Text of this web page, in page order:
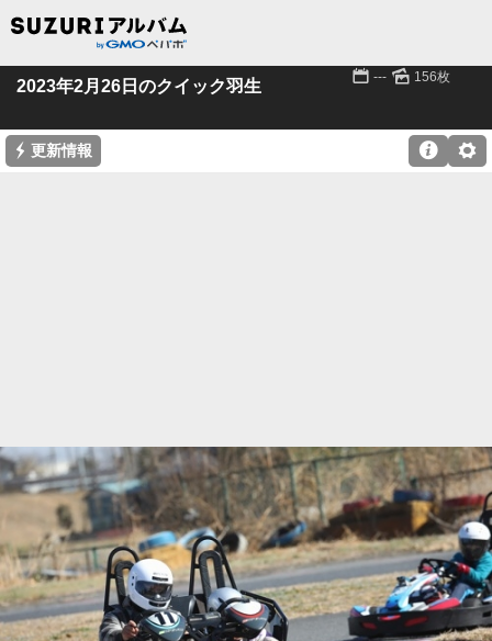
2023年2月26日のクイック羽生 📅 --- 🌄 156枚
⚡ 更新情報 ⚙
